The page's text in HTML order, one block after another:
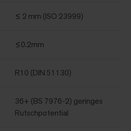
≤ 2 mm (ISO 23999)
≤0.2mm
R10 (DIN 51130)
36+ (BS 7976-2) geringes
Rutschpotential